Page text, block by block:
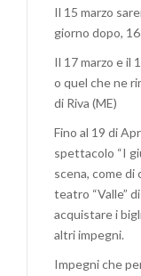
Il 15 marzo
giorno dopo,
Il 17 marzo e il
o quel che ne
di Riva (ME)
Fino al 19 di
spettacolo “I
scena, come
teatro “Valle”
acquistare i
altri impegni.
Impegni che